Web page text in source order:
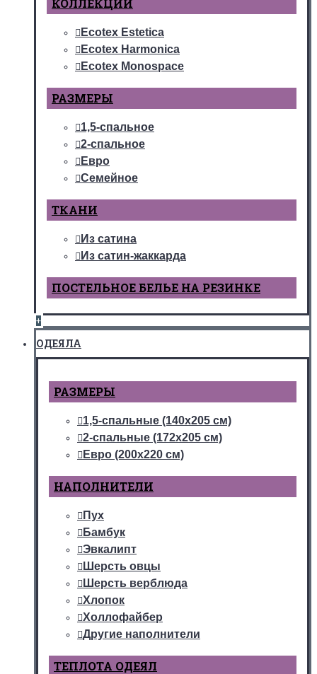
КОЛЛЕКЦИИ
Ecotex Estetica
Ecotex Harmonica
Ecotex Monospace
РАЗМЕРЫ
1,5-спальное
2-спальное
Евро
Семейное
ТКАНИ
Из сатина
Из сатин-жаккарда
ПОСТЕЛЬНОЕ БЕЛЬЕ НА РЕЗИНКЕ
+
ОДЕЯЛА
РАЗМЕРЫ
1,5-спальные (140х205 см)
2-спальные (172х205 см)
Евро (200х220 см)
НАПОЛНИТЕЛИ
Пух
Бамбук
Эвкалипт
Шерсть овцы
Шерсть верблюда
Хлопок
Холлофайбер
Другие наполнители
ТЕПЛОТА ОДЕЯЛ